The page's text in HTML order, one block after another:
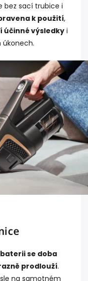
bez sací trubice i
k použití,
účinné výsledkyi
úkonech.
se doba
prodlouží.
na samotném